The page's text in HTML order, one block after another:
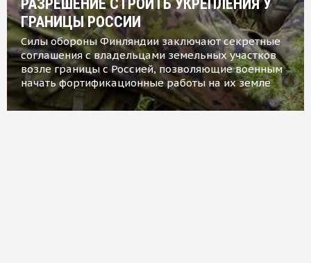
РАЗРЕШЕНИЕ СТРОИТЬ УКРЕПЛЕНИЯ У
ГРАНИЦЫ РОССИИ
Силы обороны Финляндии заключают секретные
соглашения с владельцами земельных участков
возле границы с Россией, позволяющие военным
начать фортификационные работы на их земле